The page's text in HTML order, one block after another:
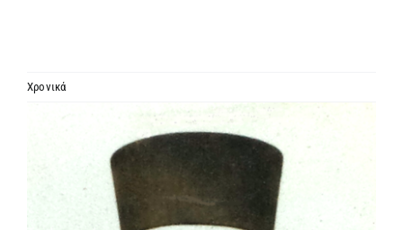
ΕΝΗΜΕΡΩΣΗ
Χρονικά